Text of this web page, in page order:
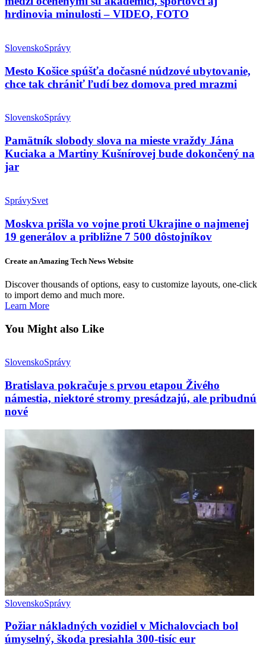
hrdinovia minulosti – VIDEO, FOTO
SlovenskoSprávy
Mesto Košice spúšťa dočasné núdzové ubytovanie,
chce tak chrániť ľudí bez domova pred mrazmi
SlovenskoSprávy
Pamätník slobody slova na mieste vraždy Jána
Kuciaka a Martiny Kušnírovej bude dokončený na
jar
SprávySvet
Moskva prišla vo vojne proti Ukrajine o najmenej
19 generálov a približne 7 500 dôstojníkov
Create an Amazing Tech News Website
Discover thousands of options, easy to customize layouts, one-click
to import demo and much more.
Learn More
You Might also Like
SlovenskoSprávy
Bratislava pokračuje s prvou etapou Živého
námestia, niektoré stromy presádzajú, ale pribudnú
nové
SlovenskoSprávy
Požiar nákladných vozidiel v Michalovciach bol
úmyselný, škoda presiahla 300-tisíc eur